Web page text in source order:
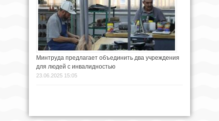
Минтруда предлагает объединить два учреждения
для людей с инвалидностью
23.06.2025 15:05